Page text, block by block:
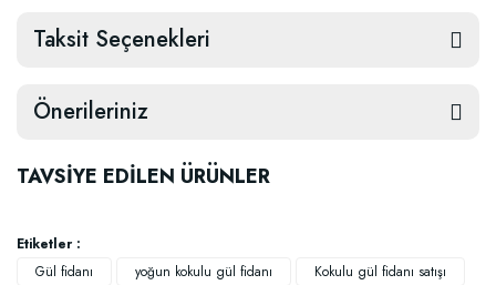
Taksit Seçenekleri
Önerileriniz
TAVSİYE EDİLEN ÜRÜNLER
Etiketler :
Gül fidanı
yoğun kokulu gül fidanı
Kokulu gül fidanı satışı